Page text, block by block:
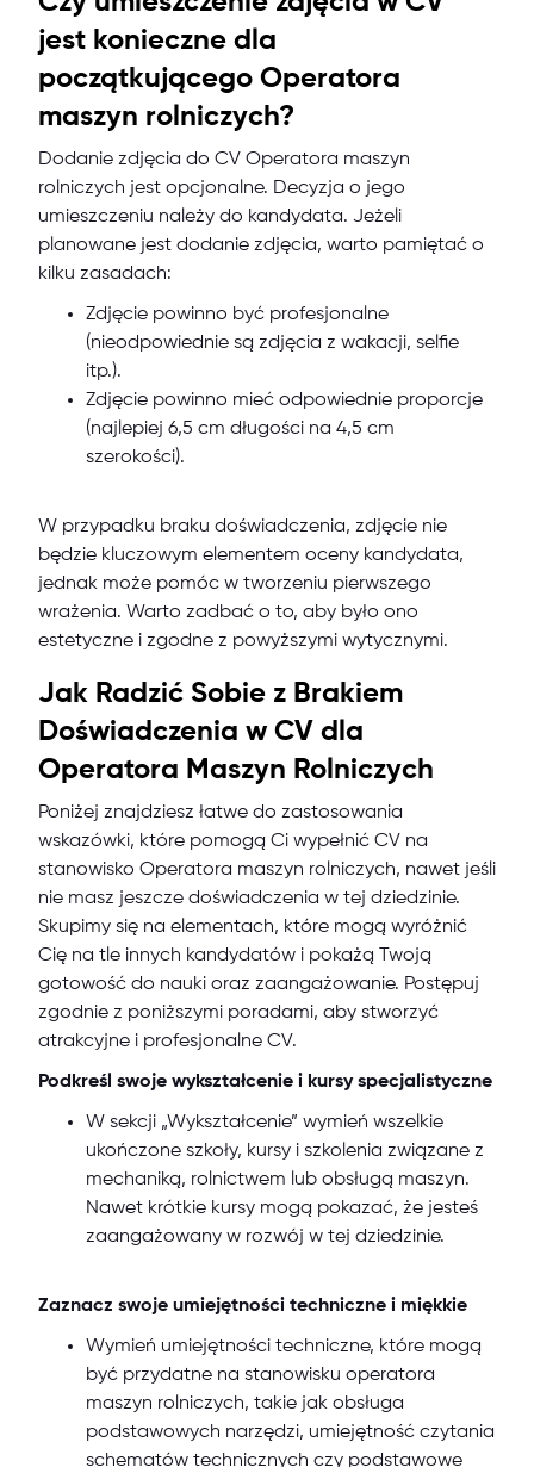
jest konieczne dla
początkującego Operatora
maszyn rolniczych?
Dodanie zdjęcia do CV Operatora maszyn
rolniczych jest opcjonalne. Decyzja o jego
umieszczeniu należy do kandydata. Jeżeli
planowane jest dodanie zdjęcia, warto pamiętać o
kilku zasadach:
Zdjęcie powinno być profesjonalne
(nieodpowiednie są zdjęcia z wakacji, selfie
itp.).
Zdjęcie powinno mieć odpowiednie proporcje
(najlepiej 6,5 cm długości na 4,5 cm
szerokości).
W przypadku braku doświadczenia, zdjęcie nie
będzie kluczowym elementem oceny kandydata,
jednak może pomóc w tworzeniu pierwszego
wrażenia. Warto zadbać o to, aby było ono
estetyczne i zgodne z powyższymi wytycznymi.
Jak Radzić Sobie z Brakiem
Doświadczenia w CV dla
Operatora Maszyn Rolniczych
Poniżej znajdziesz łatwe do zastosowania
wskazówki, które pomogą Ci wypełnić CV na
stanowisko Operatora maszyn rolniczych, nawet jeśli
nie masz jeszcze doświadczenia w tej dziedzinie.
Skupimy się na elementach, które mogą wyróżnić
Cię na tle innych kandydatów i pokażą Twoją
gotowość do nauki oraz zaangażowanie. Postępuj
zgodnie z poniższymi poradami, aby stworzyć
atrakcyjne i profesjonalne CV.
Podkreśl swoje wykształcenie i kursy specjalistyczne
W sekcji „Wykształcenie” wymień wszelkie
ukończone szkoły, kursy i szkolenia związane z
mechaniką, rolnictwem lub obsługą maszyn.
Nawet krótkie kursy mogą pokazać, że jesteś
zaangażowany w rozwój w tej dziedzinie.
Zaznacz swoje umiejętności techniczne i miękkie
Wymień umiejętności techniczne, które mogą
być przydatne na stanowisku operatora
maszyn rolniczych, takie jak obsługa
podstawowych narzędzi, umiejętność czytania
schematów technicznych czy podstawowe